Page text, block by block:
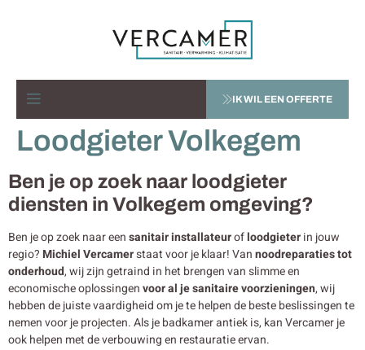
IK WIL EEN OFFERTE
Loodgieter Volkegem
Ben je op zoek naar loodgieter
diensten in Volkegem omgeving?
Ben je op zoek naar eensanitair installateurofloodgieterin jouw
regio? Michiel Vercamerstaat voor je klaar! Vannoodreparaties tot
onderhoud, wij zijn getraind in het brengen van slimme en
economische oplossingenvoor al je sanitaire voorzieningen, wij
hebben de juiste vaardigheid om je te helpen de beste beslissingen te
nemen voor je projecten. Als je badkamer antiek is, kan Vercamer je
ook helpen met de verbouwing en restauratie ervan.